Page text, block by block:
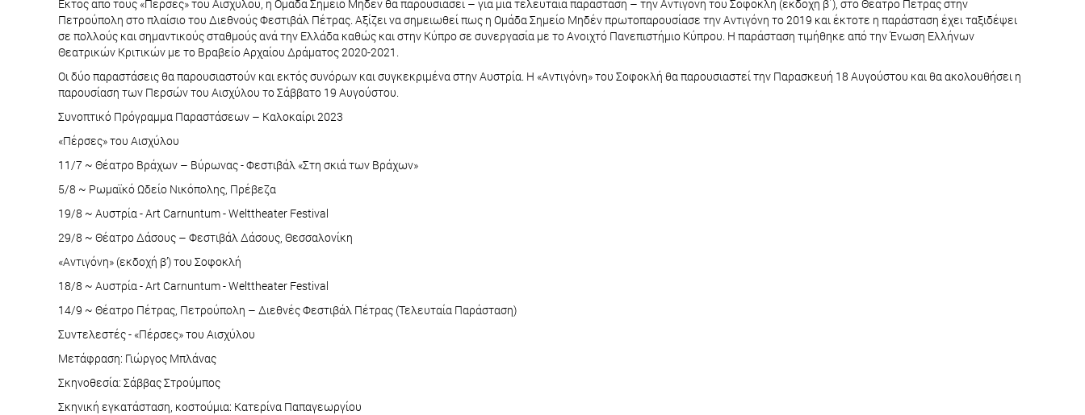
Εκτός από τους «Πέρσες» του Αισχύλου, η Ομάδα Σημείο Μηδέν θα παρουσιάσει – για μία τελευταία παράσταση – την Αντιγόνη του Σοφοκλή (εκδοχή β΄), στο Θέατρο Πέτρας στην
Πετρούπολη στο πλαίσιο του Διεθνούς Φεστιβάλ Πέτρας. Αξίζει να σημειωθεί πως η Ομάδα Σημείο Μηδέν πρωτοπαρουσίασε την Αντιγόνη το 2019 και έκτοτε η παράσταση έχει ταξιδέψει
σε πολλούς και σημαντικούς σταθμούς ανά την Ελλάδα καθώς και στην Κύπρο σε συνεργασία με το Ανοιχτό Πανεπιστήμιο Κύπρου. Η παράσταση τιμήθηκε από την Ένωση Ελλήνων
Θεατρικών Κριτικών με το Βραβείο Αρχαίου Δράματος 2020-2021.
Οι δύο παραστάσεις θα παρουσιαστούν και εκτός συνόρων και συγκεκριμένα στην Αυστρία. Η «Αντιγόνη» του Σοφοκλή θα παρουσιαστεί την Παρασκευή 18 Αυγούστου και θα ακολουθήσει η
παρουσίαση των Περσών του Αισχύλου το Σάββατο 19 Αυγούστου.
Συνοπτικό Πρόγραμμα Παραστάσεων – Καλοκαίρι 2023
«Πέρσες» του Αισχύλου
11/7 ~ Θέατρο Βράχων – Βύρωνας - Φεστιβάλ «Στη σκιά των Βράχων»
5/8 ~ Ρωμαϊκό Ωδείο Νικόπολης, Πρέβεζα
19/8 ~ Αυστρία - Art Carnuntum - Welttheater Festival
29/8 ~ Θέατρο Δάσους – Φεστιβάλ Δάσους, Θεσσαλονίκη
«Αντιγόνη» (εκδοχή β’) του Σοφοκλή
18/8 ~ Αυστρία - Art Carnuntum - Welttheater Festival
14/9 ~ Θέατρο Πέτρας, Πετρούπολη – Διεθνές Φεστιβάλ Πέτρας (Τελευταία Παράσταση)
Συντελεστές - «Πέρσες» του Αισχύλου
Μετάφραση: Γιώργος Μπλάνας
Σκηνοθεσία: Σάββας Στρούμπος
Σκηνική εγκατάσταση, κοστούμια: Κατερίνα Παπαγεωργίου